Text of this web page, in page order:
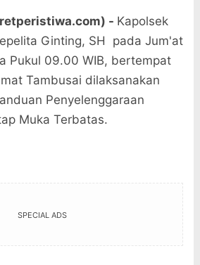
- Kapolsek
Ginting, SH pada Jum'at
Pukul 09.00 WIB, bertempat
Tambusai dilaksanakan
Penyelenggaraan
Muka Terbatas.
SPECIAL ADS